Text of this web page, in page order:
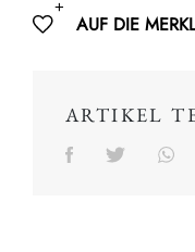
AUF DIE
ARTIKEL